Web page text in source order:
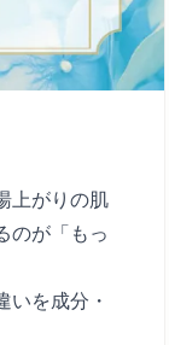
上がりの肌
のが「もっ
を成分・